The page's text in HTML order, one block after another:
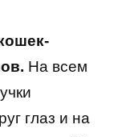
На всем
глаз и на